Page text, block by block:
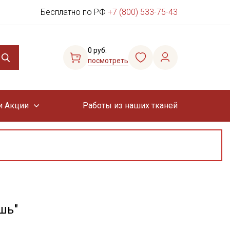
Бесплатно по РФ +7 (800) 533-75-43
0 руб.
посмотреть
Акции Работы из наших тканей